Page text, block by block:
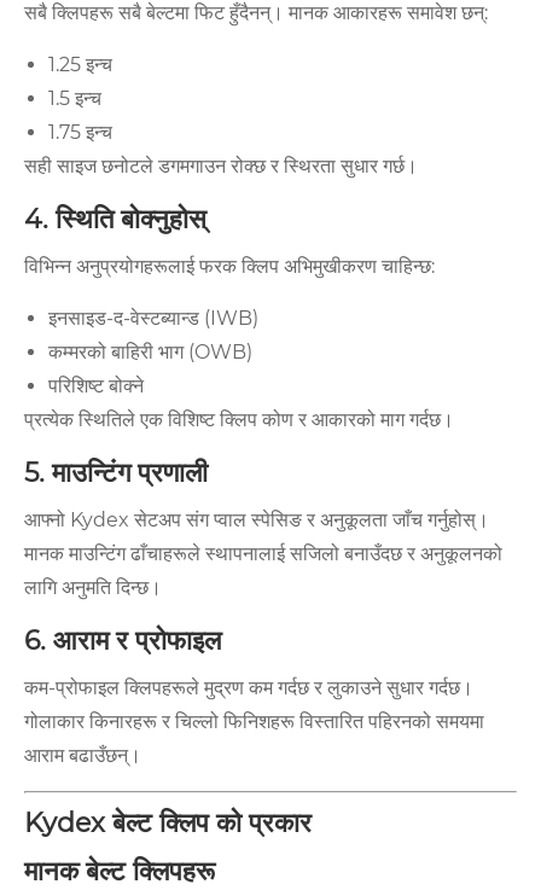
सबै क्लिपहरू सबै बेल्टमा फिट हुँदैनन्। मानक आकारहरू समावेश छन्:
1.25 इन्च
1.5 इन्च
1.75 इन्च
सही साइज छनोटले डगमगाउन रोक्छ र स्थिरता सुधार गर्छ।
4. स्थिति बोक्नुहोस्
विभिन्न अनुप्रयोगहरूलाई फरक क्लिप अभिमुखीकरण चाहिन्छ:
इनसाइड-द-वेस्टब्यान्ड (IWB)
कम्मरको बाहिरी भाग (OWB)
परिशिष्ट बोक्ने
प्रत्येक स्थितिले एक विशिष्ट क्लिप कोण र आकारको माग गर्दछ।
5. माउन्टिंग प्रणाली
आफ्नो Kydex सेटअप संग प्वाल स्पेसिङ र अनुकूलता जाँच गर्नुहोस्।
मानक माउन्टिंग ढाँचाहरूले स्थापनालाई सजिलो बनाउँदछ र अनुकूलनको
लागि अनुमति दिन्छ।
6. आराम र प्रोफाइल
कम-प्रोफाइल क्लिपहरूले मुद्रण कम गर्दछ र लुकाउने सुधार गर्दछ।
गोलाकार किनारहरू र चिल्लो फिनिशहरू विस्तारित पहिरनको समयमा
आराम बढाउँछन्।
Kydex बेल्ट क्लिप को प्रकार
मानक बेल्ट क्लिपहरू